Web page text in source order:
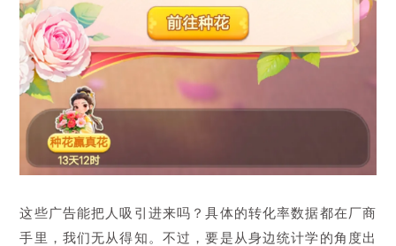
这些广告能把人吸引进来吗？具体的转化率数据都在厂商
手里，我们无从得知。不过，要是从身边统计学的角度出